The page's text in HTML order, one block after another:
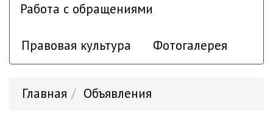
Работа с обращениями
Правовая культура Фотогалерея
Главная Объявления